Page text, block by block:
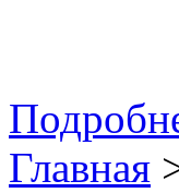
Главная